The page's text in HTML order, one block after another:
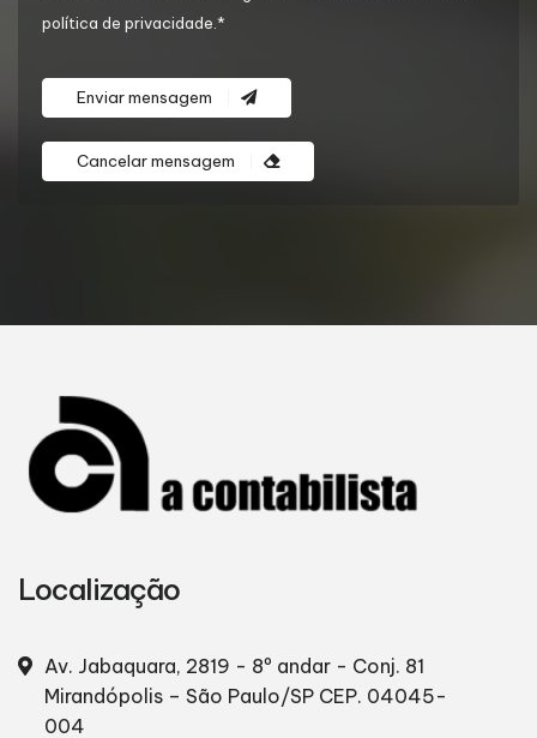
política de privacidade.*
Enviar mensagem
Cancelar mensagem
Localização
Av. Jabaquara, 2819 - 8º andar - Conj. 81
Mirandópolis – São Paulo/SP CEP. 04045-
004